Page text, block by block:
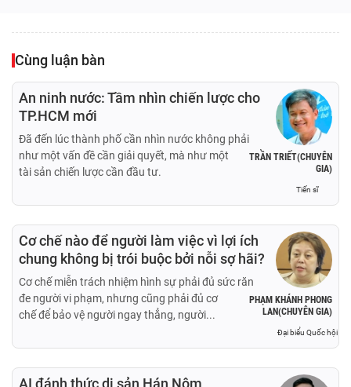
Cùng luận bàn
TRẦN TRIẾT(CHUYÊN
GIA)
Tiến sĩ
An ninh nước: Tầm nhìn chiến lược cho
TP.HCM mới
Đã đến lúc thành phố cần nhìn nước không phải
như một vấn đề cần giải quyết, mà như một
tài sản chiến lược cần đầu tư.
PHẠM KHÁNH PHONG
LAN(CHUYÊN GIA)
Đại biểu Quốc hội
Cơ chế nào để người làm việc vì lợi ích
chung không bị trói buộc bởi nỗi sợ hãi?
Cơ chế miễn trách nhiệm hình sự phải đủ sức răn
đe người vi phạm, nhưng cũng phải đủ cơ
chế để bảo vệ người ngay thẳng, người...
AI đánh thức di sản Hán Nôm